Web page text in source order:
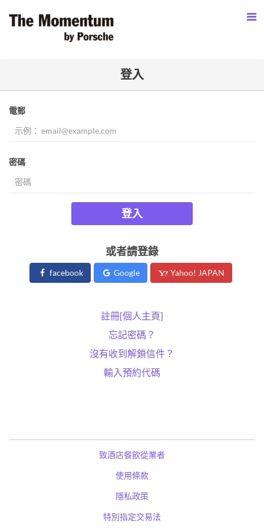
登入
電郵
密碼
登入
或者請登錄
facebook Google Yahoo! JAPAN
註冊[個人主頁]
忘記密碼？
沒有收到解鎖信件？
輸入預約代碼
致酒店餐飲從業者
使用條款
隱私政策
特別指定交易法